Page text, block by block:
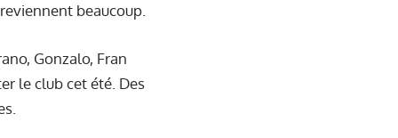
beaucoup.
Gonzalo, Fran
le club cet été. Des